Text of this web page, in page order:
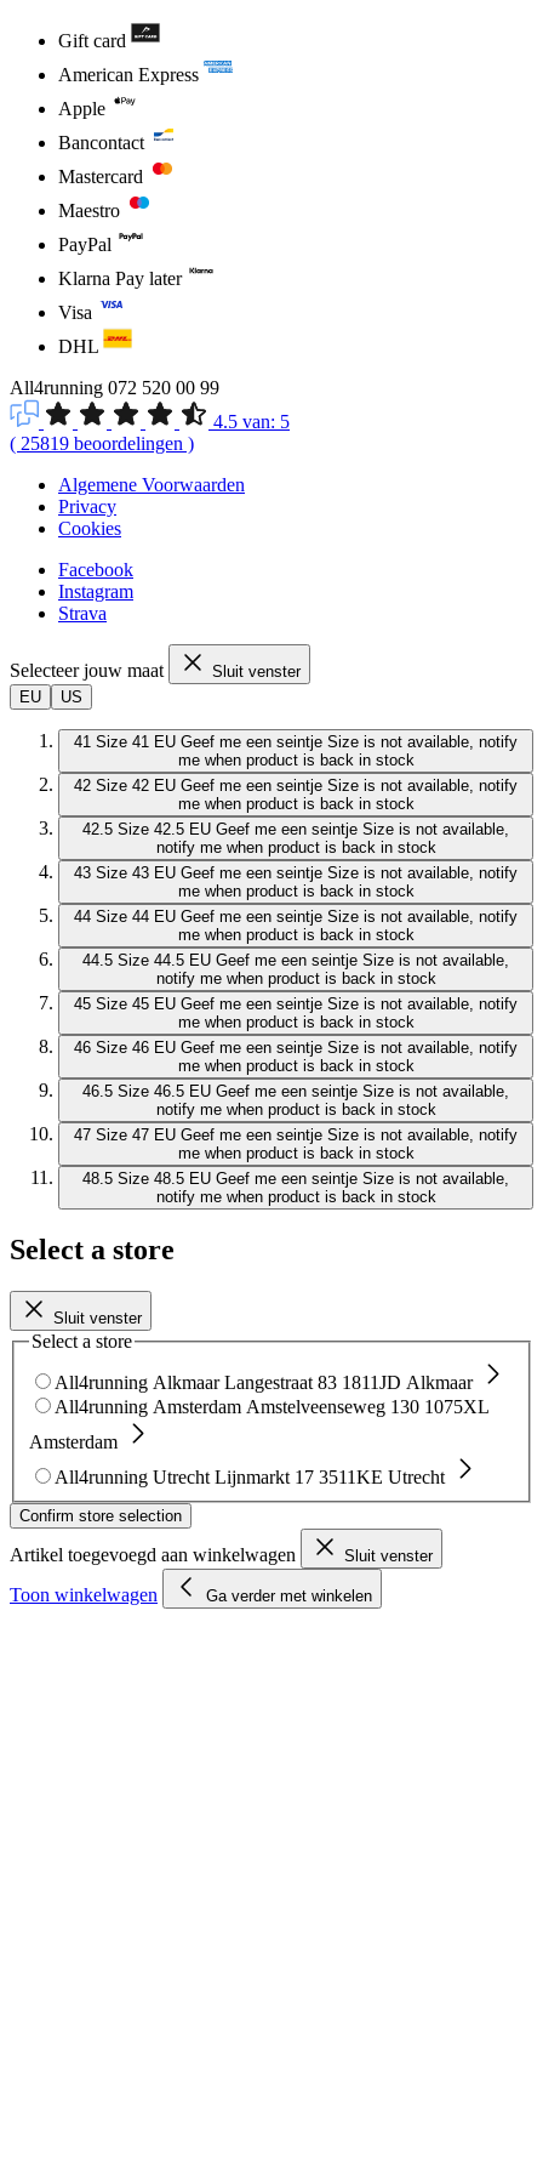
Gift card
American Express
Apple
Bancontact
Mastercard
Maestro
PayPal
Klarna Pay later
Visa
DHL
All4running 072 520 00 99
4.5 van: 5
( 25819 beoordelingen )
Algemene Voorwaarden
Privacy
Cookies
Facebook
Instagram
Strava
Selecteer jouw maat
Sluit venster
EU
US
41 Size 41 EU Geef me een seintje Size is not available, notify
me when product is back in stock
42 Size 42 EU Geef me een seintje Size is not available, notify
me when product is back in stock
42.5 Size 42.5 EU Geef me een seintje Size is not available,
notify me when product is back in stock
43 Size 43 EU Geef me een seintje Size is not available, notify
me when product is back in stock
44 Size 44 EU Geef me een seintje Size is not available, notify
me when product is back in stock
44.5 Size 44.5 EU Geef me een seintje Size is not available,
notify me when product is back in stock
45 Size 45 EU Geef me een seintje Size is not available, notify
me when product is back in stock
46 Size 46 EU Geef me een seintje Size is not available, notify
me when product is back in stock
46.5 Size 46.5 EU Geef me een seintje Size is not available,
notify me when product is back in stock
47 Size 47 EU Geef me een seintje Size is not available, notify
me when product is back in stock
48.5 Size 48.5 EU Geef me een seintje Size is not available,
notify me when product is back in stock
Select a store
Sluit venster
Select a store
All4running Alkmaar Langestraat 83 1811JD Alkmaar
All4running Amsterdam Amstelveenseweg 130 1075XL
Amsterdam
All4running Utrecht Lijnmarkt 17 3511KE Utrecht
Confirm store selection
Artikel toegevoegd aan winkelwagen Sluit venster
Toon winkelwagen Ga verder met winkelen